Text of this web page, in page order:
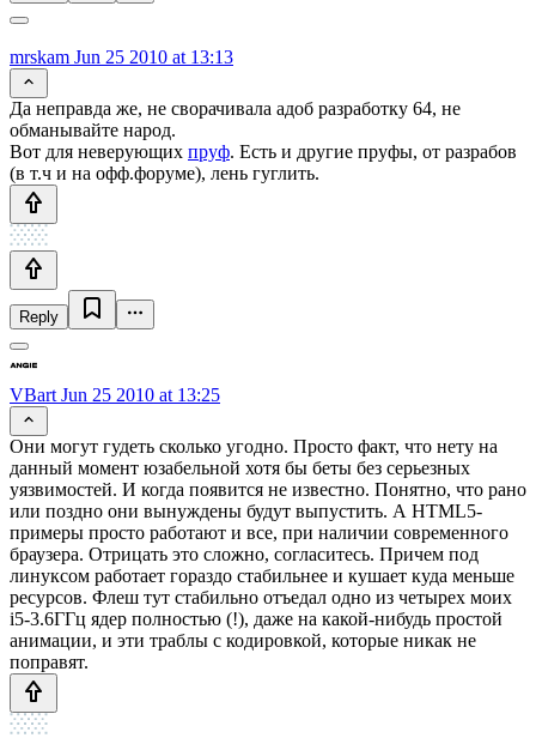
mrskam Jun 25 2010 at 13:13
Да неправда же, не сворачивала адоб разработку 64, не
обманывайте народ.
Вот для неверующих пруф. Есть и другие пруфы, от разрабов
(в т.ч и на офф.форуме), лень гуглить.
Reply
VBart Jun 25 2010 at 13:25
Они могут гудеть сколько угодно. Просто факт, что нету на
данный момент юзабельной хотя бы беты без серьезных
уязвимостей. И когда появится не известно. Понятно, что рано
или поздно они вынуждены будут выпустить. А HTML5-
примеры просто работают и все, при наличии современного
браузера. Отрицать это сложно, согласитесь. Причем под
линуксом работает гораздо стабильнее и кушает куда меньше
ресурсов. Флеш тут стабильно отъедал одно из четырех моих
i5-3.6ГГц ядер полностью (!), даже на какой-нибудь простой
анимации, и эти траблы с кодировкой, которые никак не
поправят.